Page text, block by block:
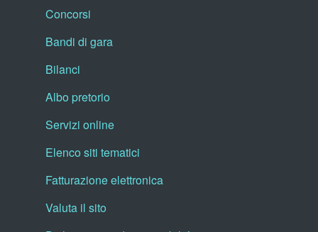
Concorsi
Bandi di gara
Bilanci
Albo pretorio
Servizi online
Elenco siti tematici
Fatturazione elettronica
Valuta il sito